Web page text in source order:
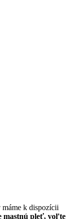
k dispozícii
mastnú pleť, voľte